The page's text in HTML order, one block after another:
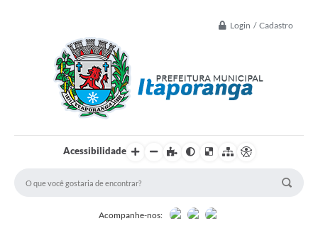
Login / Cadastro
Acessibilidade
Acompanhe-nos: